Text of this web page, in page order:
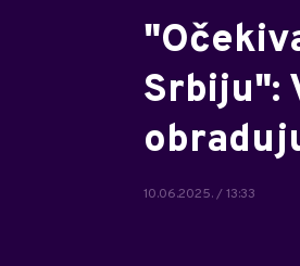
Srbiju":
10.06.2025. / 13:33